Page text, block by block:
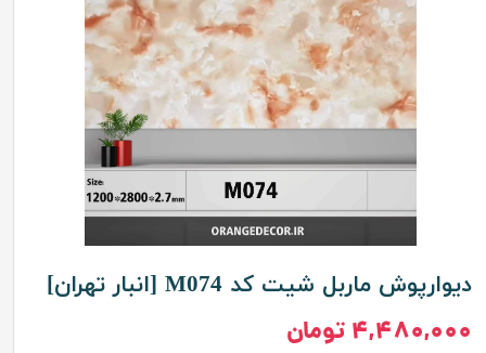
دیوارپوش ماربل شیت کد M074 [انبار تهران]
۴,۴۸۰,۰۰۰ تومان